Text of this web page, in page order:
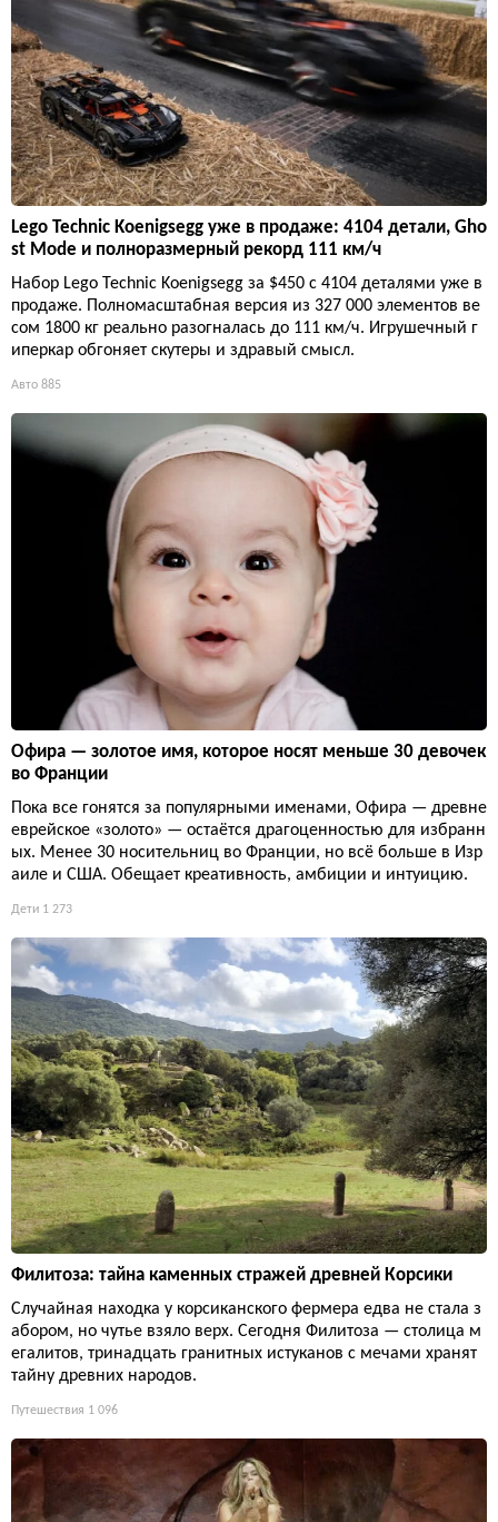
Lego Technic Koenigsegg уже в продаже: 4104 детали, Gho
st Mode и полноразмерный рекорд 111 км/ч
Набор Lego Technic Koenigsegg за $450 с 4104 деталями уже в
продаже. Полномасштабная версия из 327 000 элементов ве
сом 1800 кг реально разогналась до 111 км/ч. Игрушечный г
иперкар обгоняет скутеры и здравый смысл.
Авто 885
Офира — золотое имя, которое носят меньше 30 девочек
во Франции
Пока все гонятся за популярными именами, Офира — древне
еврейское «золото» — остаётся драгоценностью для избранн
ых. Менее 30 носительниц во Франции, но всё больше в Изр
аиле и США. Обещает креативность, амбиции и интуицию.
Дети 1 273
Филитоза: тайна каменных стражей древней Корсики
Случайная находка у корсиканского фермера едва не стала з
абором, но чутье взяло верх. Сегодня Филитоза — столица м
егалитов, тринадцать гранитных истуканов с мечами хранят
тайну древних народов.
Путешествия 1 096